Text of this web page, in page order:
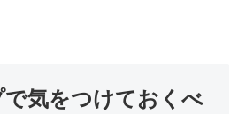
気をつけておくべ